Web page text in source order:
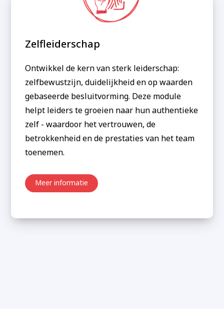
Zelfleiderschap
Ontwikkel de kern van sterk leiderschap:
zelfbewustzijn, duidelijkheid en op waarden
gebaseerde besluitvorming. Deze module
helpt leiders te groeien naar hun authentieke
zelf - waardoor het vertrouwen, de
betrokkenheid en de prestaties van het team
toenemen.
Meer informatie